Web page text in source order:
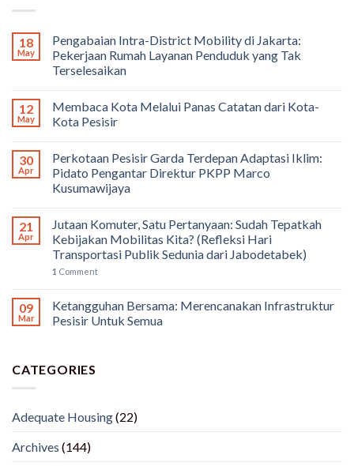
18
May
Pengabaian Intra-District Mobility di Jakarta:
Pekerjaan Rumah Layanan Penduduk yang Tak
Terselesaikan
12
May
Membaca Kota Melalui Panas Catatan dari Kota-
Kota Pesisir
30
Apr
Perkotaan Pesisir Garda Terdepan Adaptasi Iklim:
Pidato Pengantar Direktur PKPP Marco
Kusumawijaya
21
Apr
Jutaan Komuter, Satu Pertanyaan: Sudah Tepatkah
Kebijakan Mobilitas Kita? (Refleksi Hari
Transportasi Publik Sedunia dari Jabodetabek)
1 Comment
09
Mar
Ketangguhan Bersama: Merencanakan Infrastruktur
Pesisir Untuk Semua
CATEGORIES
Adequate Housing(22)
Archives (144)